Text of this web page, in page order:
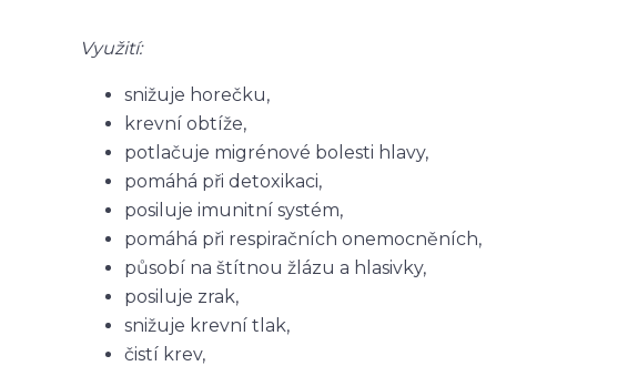
Využití:
snižuje horečku,
krevní obtíže,
potlačuje migrénové bolesti hlavy,
pomáhá při detoxikaci,
posiluje imunitní systém,
pomáhá při respiračních onemocněních,
působí na štítnou žlázu a hlasivky,
posiluje zrak,
snižuje krevní tlak,
čistí krev,